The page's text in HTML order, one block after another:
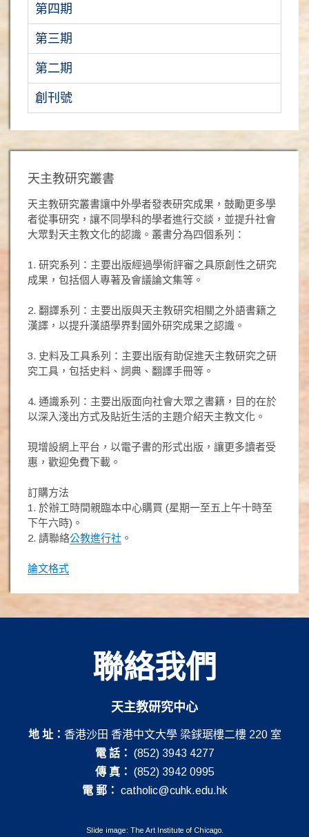
第四期
第三期
第二期
創刊號
天主教研究叢書
天主教研究叢書讓中外學者發表研究成果，鼓勵更多學
者從事研究，讓不同學科的學者進行交談，並提升社會
大眾對天主教文化的認識。叢書分為四個系列：
1. 研究系列：主要出版經過學術評審之具原創性之研究
成果，包括個人專著及會議論文集等。
2. 翻譯系列：主要出版與天主教研究相關之外語書籍之
漢譯，以提升漢語學界對國外研究成果之認識。
3. 史料及工具系列：主要出版有助促進天主教研究之研
究工具，包括史料、詞典、翻譯手冊等。
4. 通識系列：主要出版面向社會大眾之書籍，目的在於
以深入淺出方式及貼近生活的主題介紹天主教文化。
現增設網上平台，以電子書的形式出版，讓更多讀者受
惠，歡迎免費下載。
訂購方法
1. 於辦工時間親臨本中心購買 (星期一至五上午十時至
下午六時)。
2. 請聯絡公教進行社 。
論文格式
聯絡我們
天主教研究中心
地 址： 香港沙田 香港中文大學 梁銶琚樓二樓 220 室
電 話： (852) 3943 4277
傳 真： (852) 3942 0995
電 郵： catholic@cuhk.edu.hk
Slide image: The Art Institute of Chicago.